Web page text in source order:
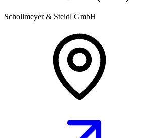
Schollmeyer & Steidl GmbH